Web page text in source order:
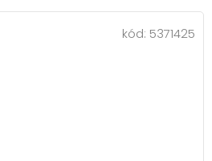
kód: 5371425